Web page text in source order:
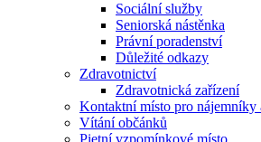
Sociální služby
Seniorská nástěnka
Právní poradenství
Důležité odkazy
Zdravotnictví
Zdravotnická zařízení
Kontaktní místo pro nájemníky
Vítání občánků
Pietní vzpomínkové místo